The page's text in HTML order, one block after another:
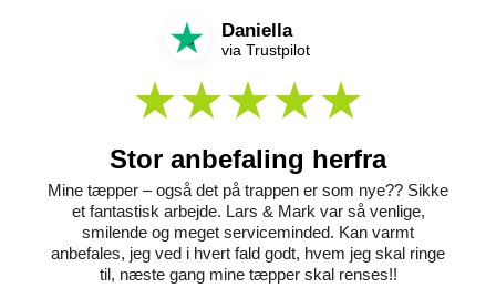
Daniella
via Trustpilot
Stor anbefaling herfra
Mine tæpper – også det på trappen er som nye?? Sikke
et fantastisk arbejde. Lars & Mark var så venlige,
smilende og meget serviceminded. Kan varmt
anbefales, jeg ved i hvert fald godt, hvem jeg skal ringe
til, næste gang mine tæpper skal renses!!